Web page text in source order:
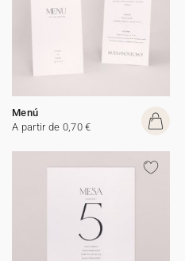
Menú
A partir de 0,70 €